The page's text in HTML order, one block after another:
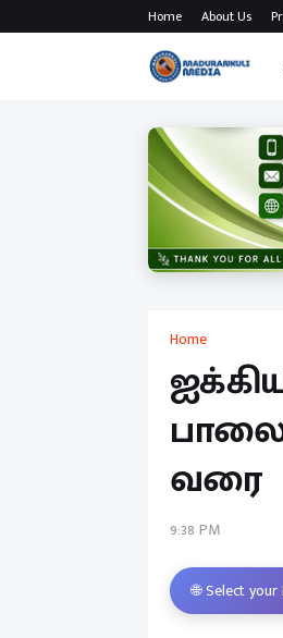
Home About Us
Home
வரை
9:38 PM
🌐 Select